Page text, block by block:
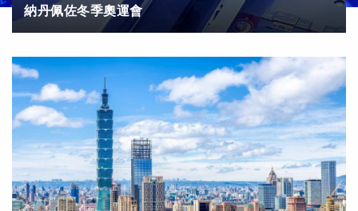
納丹佩佐冬季奧運會